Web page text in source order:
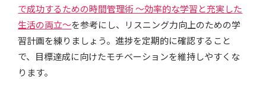
で成功するための時間管理術 ～効率的な学習と充実した
生活の両立～を参考にし、リスニング力向上のための学
習計画を練りましょう。進捗を定期的に確認すること
で、目標達成に向けたモチベーションを維持しやすくな
ります。